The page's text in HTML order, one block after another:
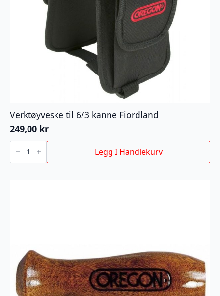
Verktøyveske til 6/3 kanne Fiordland
249,00 kr
Verktøyveske
kanne
Legg I Handlekurv